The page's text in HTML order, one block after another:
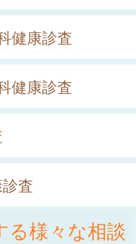
健康診査
健康診査
査
る様々な相談